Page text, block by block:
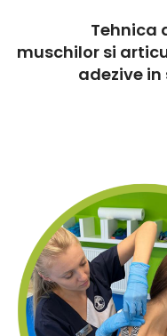
Tehnica
muschilor si
adezive